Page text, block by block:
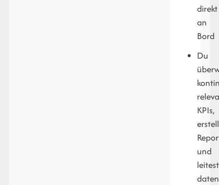
direkt
an
Bord
Du
KPIs,
und
leitest